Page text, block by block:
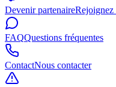
Devenir partenaireRejoignez
FAQQuestions fréquentes
ContactNous contacter